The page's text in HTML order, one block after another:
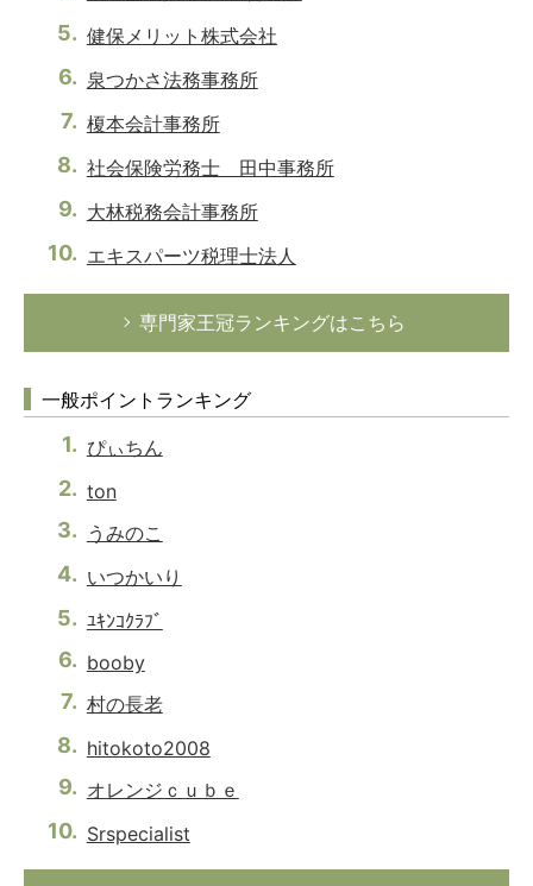
健保メリット株式会社
泉つかさ法務事務所
榎本会計事務所
社会保険労務士 田中事務所
大林税務会計事務所
エキスパーツ税理士法人
専門家王冠ランキングはこちら
一般ポイントランキング
ぴぃちん
ton
うみのこ
いつかいり
ﾕｷﾝｺｸﾗﾌﾞ
booby
村の長老
hitokoto2008
オレンジｃｕｂｅ
Srspecialist